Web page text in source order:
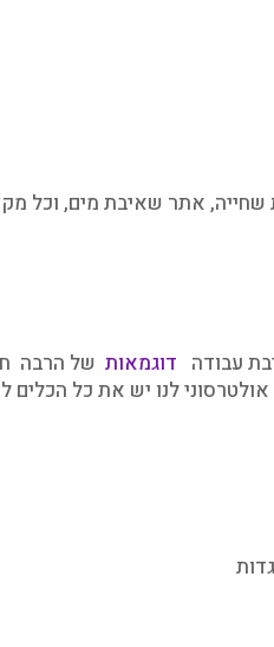
אתר שאיבת מים, וכל
עבודה דוגמאות של הרבה
לנו יש את כל